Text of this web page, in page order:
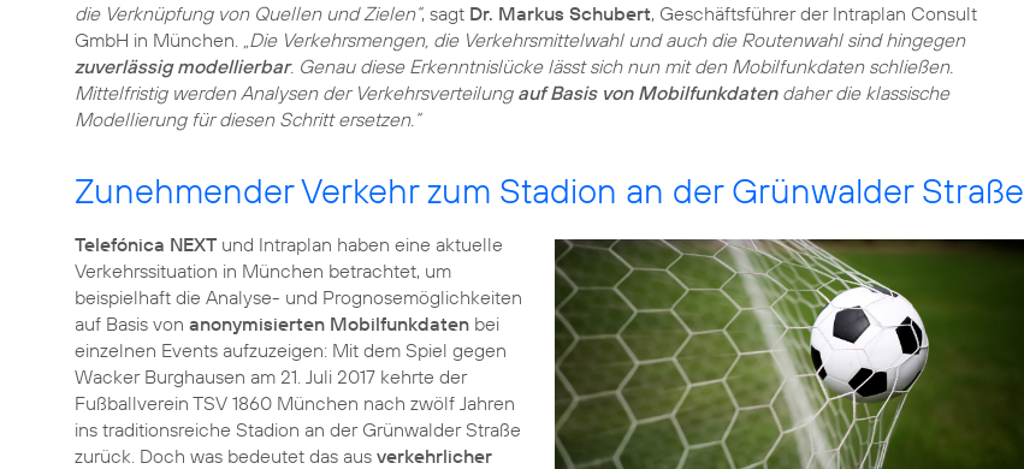
die Verknüpfung von Quellen und Zielen“, sagt Dr. Markus Schubert, Geschäftsführer der Intraplan Consult
GmbH in München. „Die Verkehrsmengen, die Verkehrsmittelwahl und auch die Routenwahl sind hingegen
zuverlässig modellierbar. Genau diese Erkenntnislücke lässt sich nun mit den Mobilfunkdaten schließen.
Mittelfristig werden Analysen der Verkehrsverteilung auf Basis von Mobilfunkdatendaher die klassische
Modellierung für diesen Schritt ersetzen.“
Zunehmender Verkehr zum Stadion an der Grünwalder Straße
Telefónica NEXT und Intraplan haben eine aktuelle
Verkehrssituation in München betrachtet, um
beispielhaft die Analyse- und Prognosemöglichkeiten
auf Basis von anonymisierten Mobilfunkdaten bei
einzelnen Events aufzuzeigen: Mit dem Spiel gegen
Wacker Burghausen am 21. Juli 2017 kehrte der
Fußballverein TSV 1860 München nach zwölf Jahren
ins traditionsreiche Stadion an der Grünwalder Straße
zurück. Doch was bedeutet das aus verkehrlicher